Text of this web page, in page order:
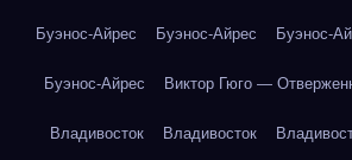
Буэнос-Айрес Буэнос-Айрес Буэнос-
Буэнос-Айрес Виктор Гюго —
Владивосток Владивосток